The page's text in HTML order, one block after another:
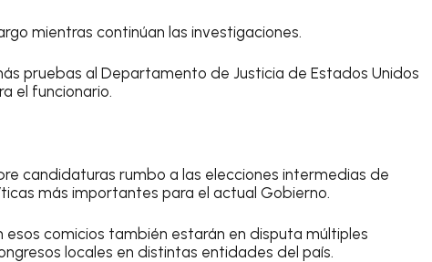
mientras continúan las investigaciones.
pruebas al Departamento de Justicia de Estados Unidos
el funcionario.
candidaturas rumbo a las elecciones intermedias de
más importantes para el actual Gobierno.
comicios también estarán en disputa múltiples
locales en distintas entidades del país.